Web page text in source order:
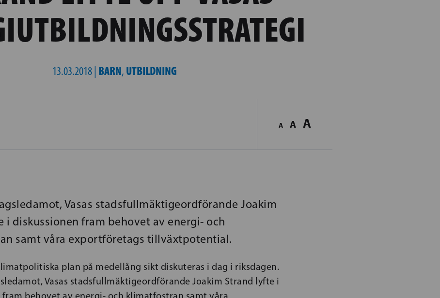
13.03.2018 | BARN, UTBILDNING
A A A
Vasas stadsfullmäktigeordförande Joakim
i diskussionen fram behovet av energi- och
samt våra exportföretags tillväxtpotential.
plan på medellång sikt diskuteras i dag i riksdagen.
Vasas stadsfullmäktigeordförande Joakim Strand lyfte i
fram behovet av energi- och klimatfostran samt våra